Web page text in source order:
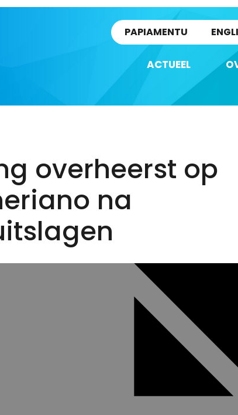
PAPIAMENTU
ACTUEEL
overheerst op
na